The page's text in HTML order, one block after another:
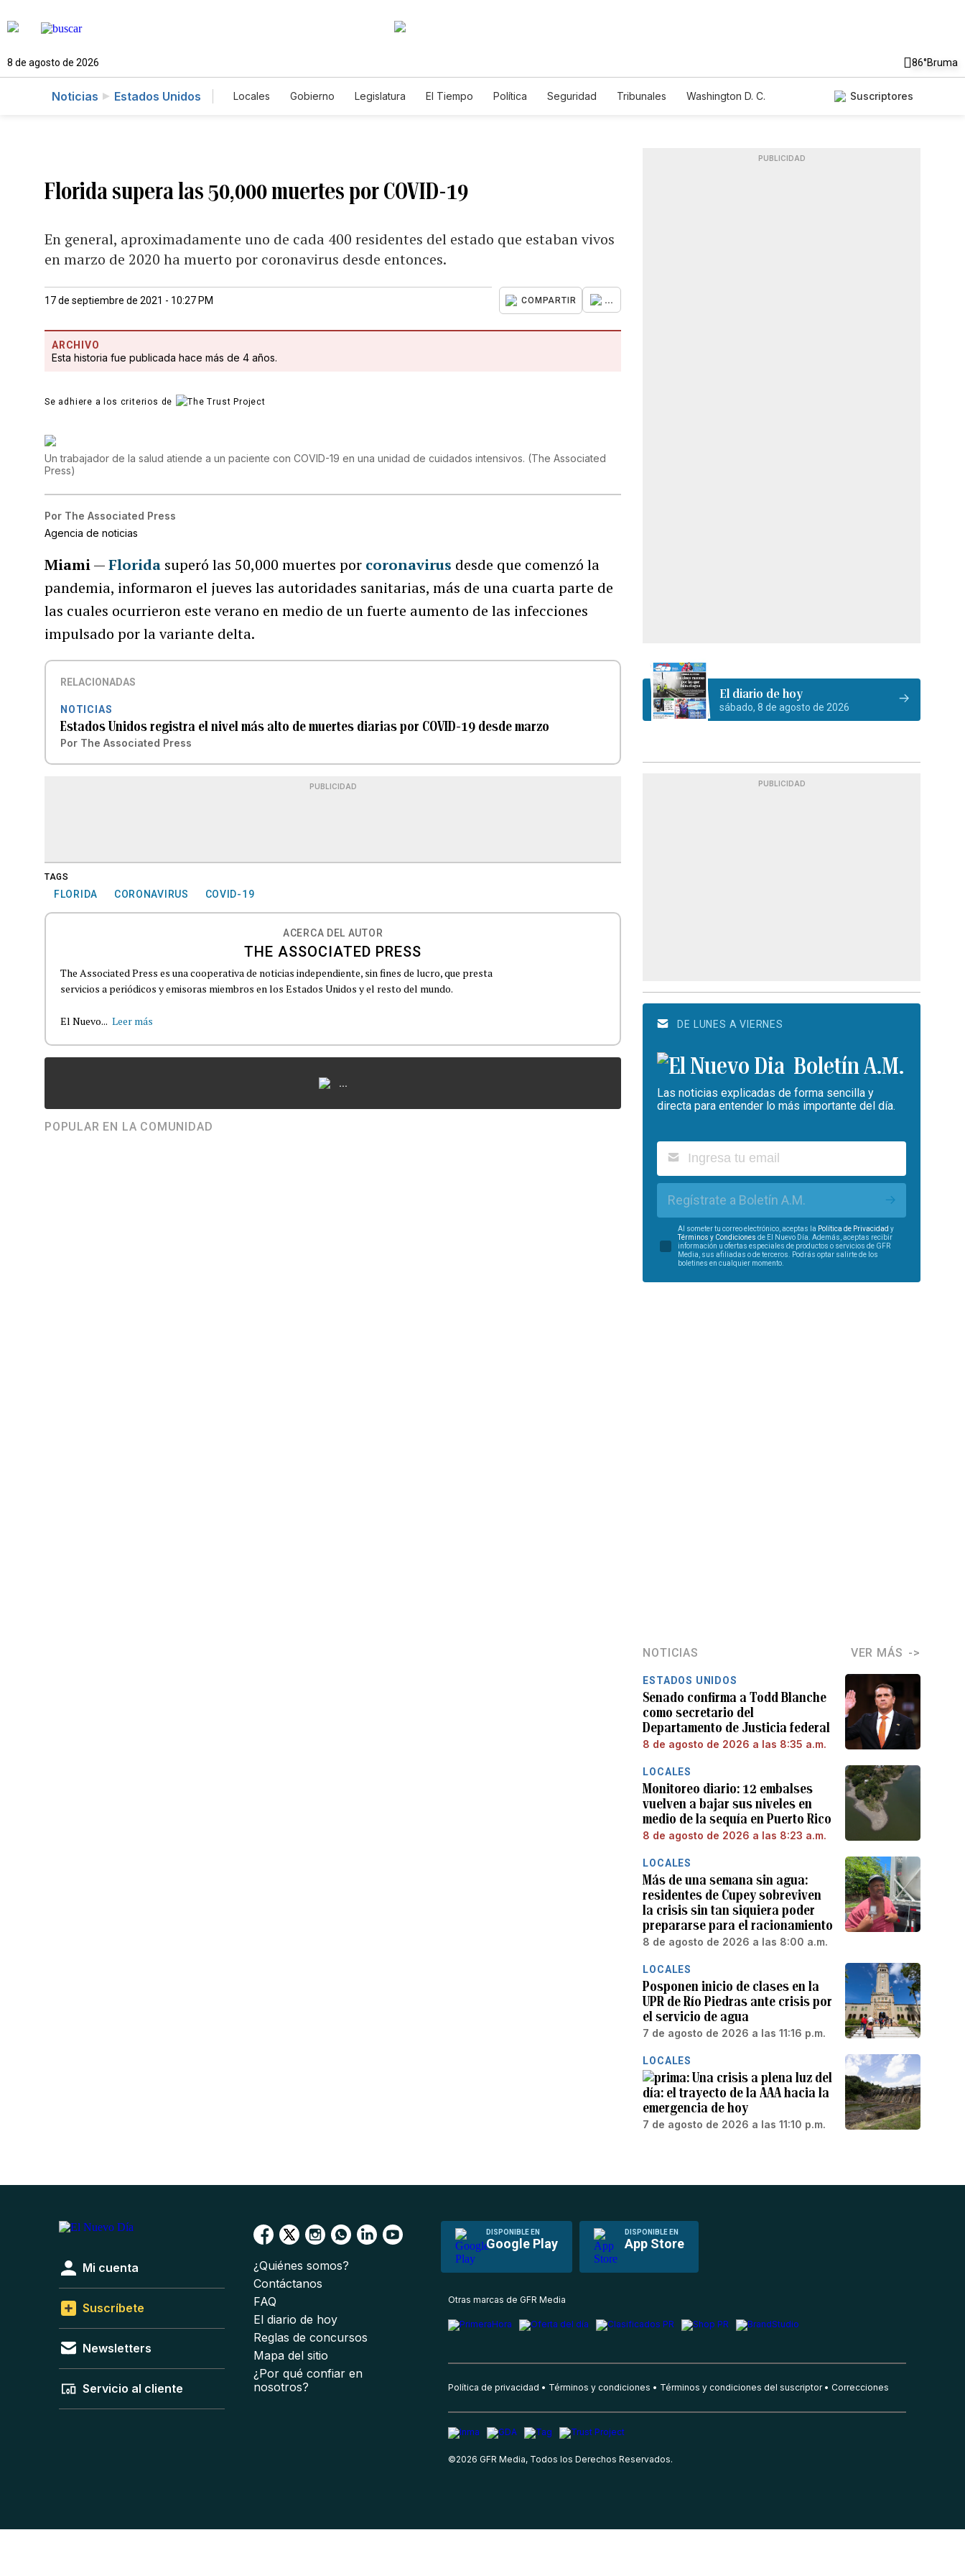
8 de agosto de 2026 86°Bruma
Noticias Estados Unidos Locales Gobierno Legislatura El Tiempo Política Seguridad Tribunales
Washington D. C.
Suscriptores
Florida supera las 50,000 muertes por COVID-19
En general, aproximadamente uno de cada 400 residentes del estado que estaban vivos
en marzo de 2020 ha muerto por coronavirus desde entonces.
17 de septiembre de 2021 - 10:27 PM COMPARTIR ...
ARCHIVO
Esta historia fue publicada hace más de 4 años.
Se adhiere a los criterios de
Un trabajador de la salud atiende a un paciente con COVID-19 en una unidad de cuidados intensivos. (The Associated
Press)
Por The Associated Press
Agencia de noticias
Miami—Florida superó las 50,000 muertes por coronavirus desde que comenzó la
pandemia, informaron el jueves las autoridades sanitarias, más de una cuarta parte de
las cuales ocurrieron este verano en medio de un fuerte aumento de las infecciones
impulsado por la variante delta.
RELACIONADAS
NOTICIAS
Estados Unidos registra el nivel más alto de muertes diarias por COVID-19 desde marzo
Por The Associated Press
PUBLICIDAD
TAGS
FLORIDA CORONAVIRUS COVID-19
ACERCA DEL AUTOR
THE ASSOCIATED PRESS
The Associated Press es una cooperativa de noticias independiente, sin fines de lucro, que presta
servicios a periódicos y emisoras miembros en los Estados Unidos y el resto del mundo.
El Nuevo... Leer más
...
POPULAR EN LA COMUNIDAD
PUBLICIDAD
El diario de hoy
sábado, 8 de agosto de 2026
PUBLICIDAD
DE LUNES A VIERNES
Boletín A.M.
Las noticias explicadas de forma sencilla y
directa para entender lo más importante del día.
Regístrate a Boletín A.M.
Al someter tu correo electrónico, aceptas la Política de Privacidad y
Términos y Condiciones de El Nuevo Día. Además, aceptas recibir
información u ofertas especiales de productos o servicios de GFR
Media, sus afiliadas o de terceros. Podrás optar salirte de los
boletines en cualquier momento.
NOTICIAS VER MÁS
ESTADOS UNIDOS
Senado confirma a Todd Blanche
como secretario del
Departamento de Justicia federal
8 de agosto de 2026 a las 8:35 a.m.
LOCALES
Monitoreo diario: 12 embalses
vuelven a bajar sus niveles en
medio de la sequía en Puerto Rico
8 de agosto de 2026 a las 8:23 a.m.
LOCALES
Más de una semana sin agua:
residentes de Cupey sobreviven
la crisis sin tan siquiera poder
prepararse para el racionamiento
8 de agosto de 2026 a las 8:00 a.m.
LOCALES
Posponen inicio de clases en la
UPR de Río Piedras ante crisis por
el servicio de agua
7 de agosto de 2026 a las 11:16 p.m.
LOCALES
Una crisis a plena luz del
día: el trayecto de la AAA hacia la
emergencia de hoy
7 de agosto de 2026 a las 11:10 p.m.
DISPONIBLE EN
Google Play
DISPONIBLE EN
App Store
Mi cuenta
Suscríbete
Newsletters
Servicio al cliente
¿Quiénes somos?
Contáctanos
FAQ
El diario de hoy
Reglas de concursos
Mapa del sitio
¿Por qué confiar en
nosotros?
Otras marcas de GFR Media
Política de privacidad Términos y condiciones Términos y condiciones del suscriptor Correcciones
©2026 GFR Media, Todos los Derechos Reservados.